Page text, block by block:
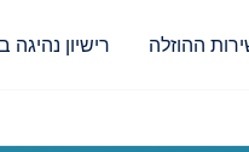
ההוזלה רישיון נהיגה